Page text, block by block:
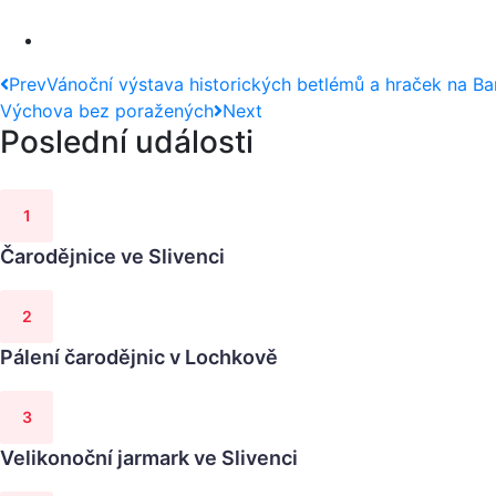
PrevVánoční výstava historických betlémů a hraček na
Výchova bez poražených Next
Poslední události
Čarodějnice ve Slivenci
Pálení čarodějnic v Lochkově
Velikonoční jarmark ve Slivenci